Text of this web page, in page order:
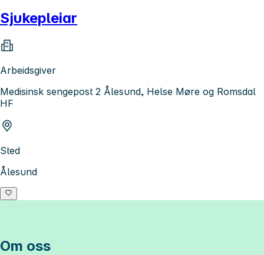
Sjukepleiar
Arbeidsgiver
Medisinsk sengepost 2 Ålesund, Helse Møre og Romsdal
HF
Sted
Ålesund
Om oss